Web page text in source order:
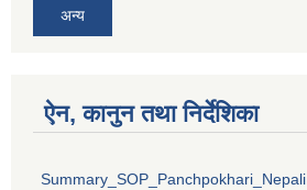
अन्य
ऐन, कानुन तथा निर्देशिका
Summary_SOP_Panchpokhari_Nepali